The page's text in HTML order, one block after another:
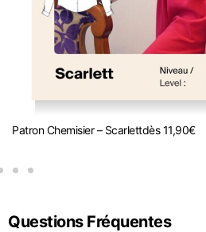
Patron Chemisier – Scarlettdès11,90€
Questions Fréquentes